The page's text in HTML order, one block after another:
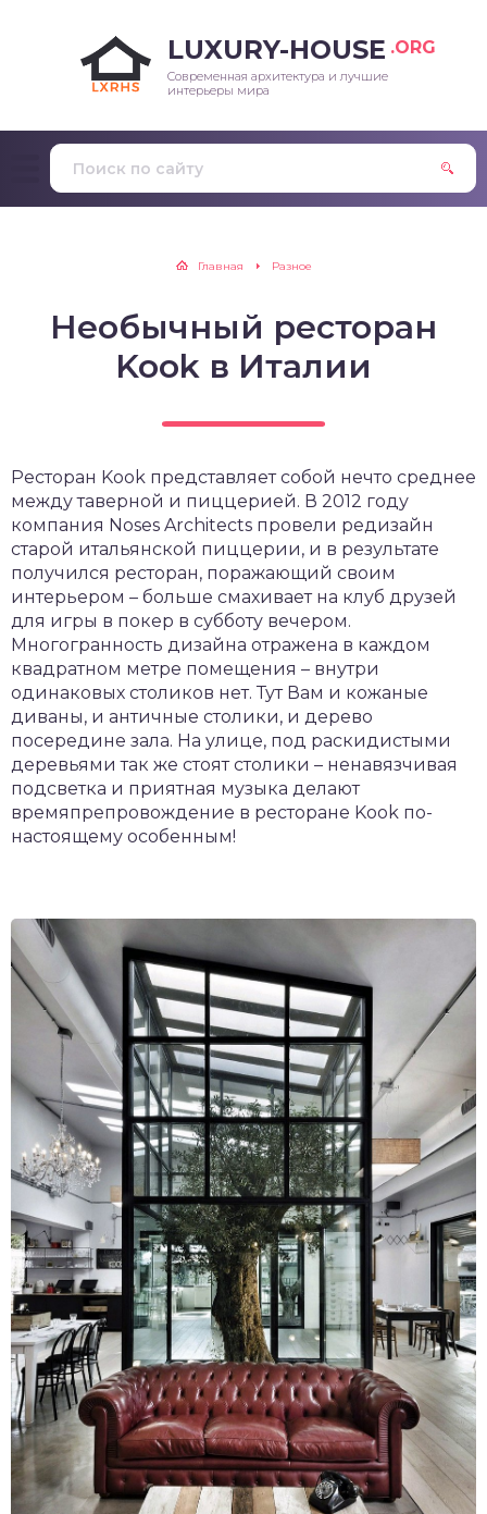
LUXURY-HOUSE .ORG
Современная архитектура и лучшие
интерьеры мира
Главная Разное
Необычный ресторан
Kook в Италии
Ресторан Kook представляет собой нечто среднее
между таверной и пиццерией. В 2012 году
компания Noses Architects провели редизайн
старой итальянской пиццерии, и в результате
получился ресторан, поражающий своим
интерьером – больше смахивает на клуб друзей
для игры в покер в субботу вечером.
Многогранность дизайна отражена в каждом
квадратном метре помещения – внутри
одинаковых столиков нет. Тут Вам и кожаные
диваны, и античные столики, и дерево
посередине зала. На улице, под раскидистыми
деревьями так же стоят столики – ненавязчивая
подсветка и приятная музыка делают
времяпрепровождение в ресторане Kook по-
настоящему особенным!